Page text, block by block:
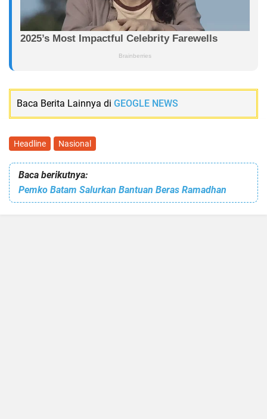
Baca Berita Lainnya di GEOGLE NEWS
Headline Nasional
Baca berikutnya:
Pemko Batam Salurkan Bantuan Beras Ramadhan